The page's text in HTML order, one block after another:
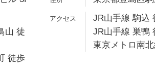
山 徒
徒歩
JR山手線 駒込
JR山手線 巣鴨
東京メトロ南